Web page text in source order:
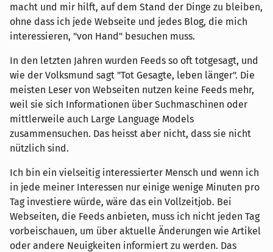
macht und mir hilft, auf dem Stand der Dinge zu bleiben,
ohne dass ich jede Webseite und jedes Blog, die mich
interessieren, "von Hand" besuchen muss.
In den letzten Jahren wurden Feeds so oft totgesagt, und
wie der Volksmund sagt "Tot Gesagte, leben länger". Die
meisten Leser von Webseiten nutzen keine Feeds mehr,
weil sie sich Informationen über Suchmaschinen oder
mittlerweile auch Large Language Models
zusammensuchen. Das heisst aber nicht, dass sie nicht
nützlich sind.
Ich bin ein vielseitig interessierter Mensch und wenn ich
in jede meiner Interessen nur einige wenige Minuten pro
Tag investiere würde, wäre das ein Vollzeitjob. Bei
Webseiten, die Feeds anbieten, muss ich nicht jeden Tag
vorbeischauen, um über aktuelle Änderungen wie Artikel
oder andere Neuigkeiten informiert zu werden. Das